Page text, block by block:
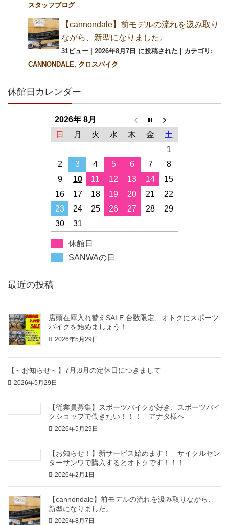
スタッフブログ
【cannondale】前モデルの流れを汲み取り
ながら、新型になりました。
31ビュー 2026年8月7日 に投稿された
カテゴリ:
CANNONDALE, クロスバイク
休館日カレンダー
2026年 8月
日
月 火 水 木 金
土
1
2
3 4 5 6 7
8
9
10 11 12 13 14
15
16
17 18 19 20 21
22
23
24 25 26 27 28
29
30
31
休館日
SANWAの日
最近の投稿
店頭在庫入れ替えSALE 台数限定、オトクにスポーツ
バイクを始めましょう！
2026年5月29日
【～お知らせ～】7月,8月の定休日につきまして
2026年5月29日
【従業員募集】スポーツバイクが好き、スポーツバイ
クショップで働きたい！！！ アナタ様へ
2026年5月29日
【お知らせ！】新サービス始めます！ サイクルセン
ターサンワで購入するとオトクです！！！
2026年2月1日
【cannondale】前モデルの流れを汲み取りながら、
新型になりました。
2026年8月7日